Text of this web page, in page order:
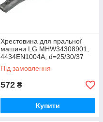
Хрестовина для пральної
машини LG MHW34308901,
4434EN1004A, d=25/30/37
мм, l=101 мм
Під замовлення
572 ₴
Купити